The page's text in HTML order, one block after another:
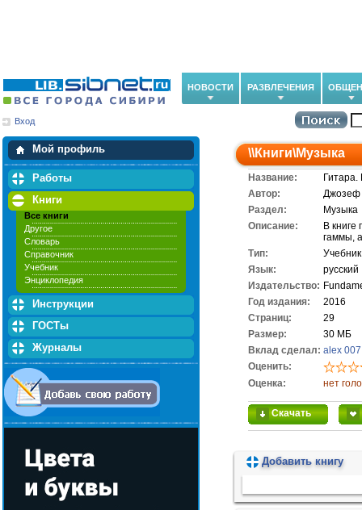
НОВОСТИ РАЗВЛЕЧЕНИЯ
Вход
Мой профиль
Мои закладки
Работы
Книги
Все книги
Другое
Словарь
Справочник
Учебник
Энциклопедия
Инструкции
ГОСТы
Журналы
\\Книги\Музыка
Название:
Автор:
Джозеф
Раздел:
Музыка
Описание:
В
гаммы,
Тип:
Учебник
Язык:
русский
Издательство:
Год издания:
2016
Cтраниц:
29
Размер:
30 МБ
Вклад сделал: alex 007
Оценить:
Оценка:
нет
Скачать
Добавить книгу